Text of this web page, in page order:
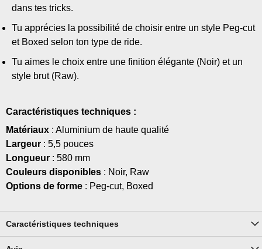
dans tes tricks.
Tu apprécies la possibilité de choisir entre un style Peg-cut
et Boxed selon ton type de ride.
Tu aimes le choix entre une finition élégante (Noir) et un
style brut (Raw).
Caractéristiques techniques :
Matériaux : Aluminium de haute qualité
Largeur : 5,5 pouces
Longueur : 580 mm
Couleurs disponibles : Noir, Raw
Options de forme : Peg-cut, Boxed
Caractéristiques techniques